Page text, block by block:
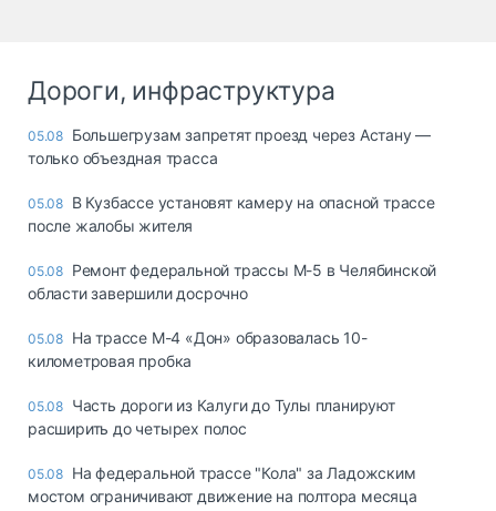
Дороги, инфраструктура
05.08 Большегрузам запретят проезд через Астану —
только объездная трасса
05.08 В Кузбассе установят камеру на опасной трассе
после жалобы жителя
05.08 Ремонт федеральной трассы М-5 в Челябинской
области завершили досрочно
05.08 На трассе М-4 «Дон» образовалась 10-
километровая пробка
05.08 Часть дороги из Калуги до Тулы планируют
расширить до четырех полос
05.08 На федеральной трассе "Кола" за Ладожским
мостом ограничивают движение на полтора месяца